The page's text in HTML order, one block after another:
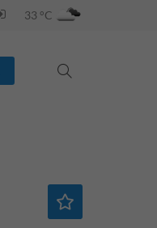
33 °C